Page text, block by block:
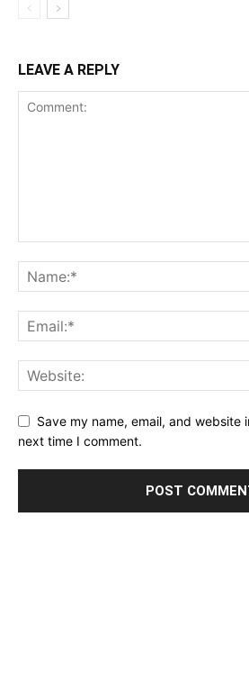
LEAVE A REPLY
Save my name, email, and website
next time I comment.